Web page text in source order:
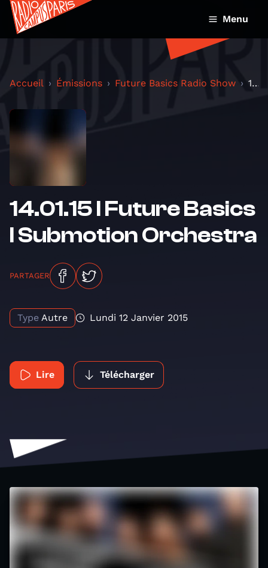
Menu
Accueil Émissions Future Basics Radio Show 14.01.15 I Future Basics I Submotion Orchestra
14.01.15 I Future Basics
I Submotion Orchestra
PARTAGER
Type Autre Lundi 12 Janvier 2015
Lire Télécharger